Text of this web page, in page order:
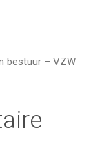
bestuur – VZW